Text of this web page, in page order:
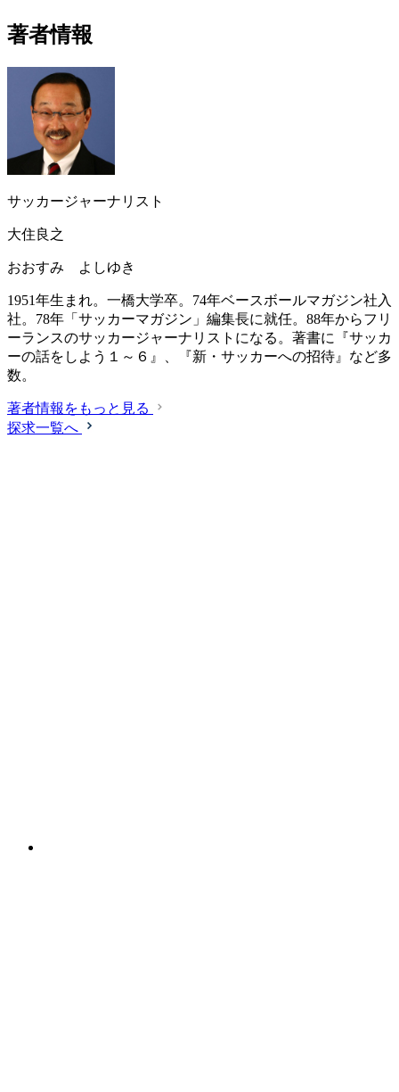
著者情報
サッカージャーナリスト
大住良之
おおすみ よしゆき
1951年生まれ。一橋大学卒。74年ベースボールマガジン社入
社。78年「サッカーマガジン」編集長に就任。88年からフリ
ーランスのサッカージャーナリストになる。著書に『サッカ
ーの話をしよう１～６』、『新・サッカーへの招待』など多
数。
著者情報をもっと見る
探求一覧へ